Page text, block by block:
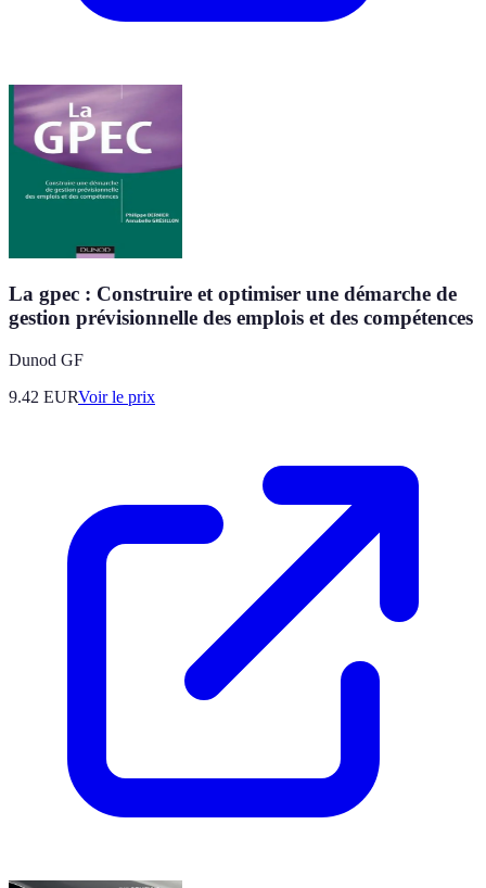
La gpec : Construire et optimiser une démarche de
gestion prévisionnelle des emplois et des compétences
Dunod GF
9.42 EURVoir le prix